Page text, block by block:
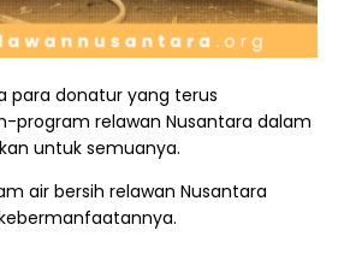
para donatur yang terus
program relawan Nusantara dalam
untuk semuanya.
air bersih relawan Nusantara